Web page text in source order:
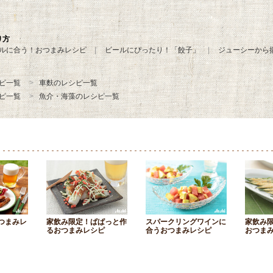
方
に合う！おつまみレシピ
ビールにぴったり！「餃子」 ジューシーから
一覧
車麩のレシピ一覧
一覧
魚介・海藻のレシピ一覧
まみレ
家飲み限定！ぱぱっと作
るおつまみレシピ
スパークリングワインに
合うおつまみレシピ
家飲み
おつま